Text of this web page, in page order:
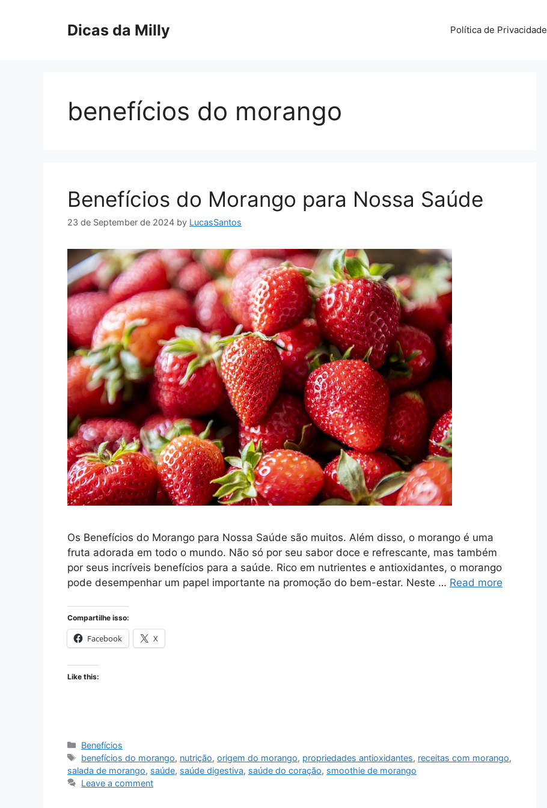
Dicas da Milly Política de Privacidade
benefícios do morango
Benefícios do Morango para Nossa Saúde
23 de September de 2024 by LucasSantos
Os Benefícios do Morango para Nossa Saúde são muitos. Além disso, o morango é uma
fruta adorada em todo o mundo. Não só por seu sabor doce e refrescante, mas também
por seus incríveis benefícios para a saúde. Rico em nutrientes e antioxidantes, o morango
pode desempenhar um papel importante na promoção do bem-estar. Neste … Read more
Compartilhe isso:
Facebook X
Like this:
Categories
Benefícios
Tags
benefícios do morango, nutrição,origem do morango, propriedades antioxidantes, receitas com morango,
salada de morango, saúde, saúde digestiva, saúde do coração, smoothie de morango
Leave a comment